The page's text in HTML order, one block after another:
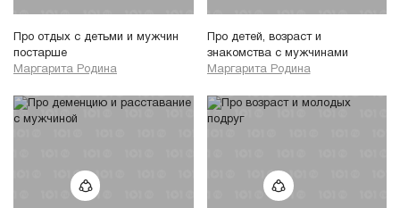
Про отдых с детьми и мужчин
постарше
Маргарита Родина
Про детей, возраст и
знакомства с мужчинами
Маргарита Родина